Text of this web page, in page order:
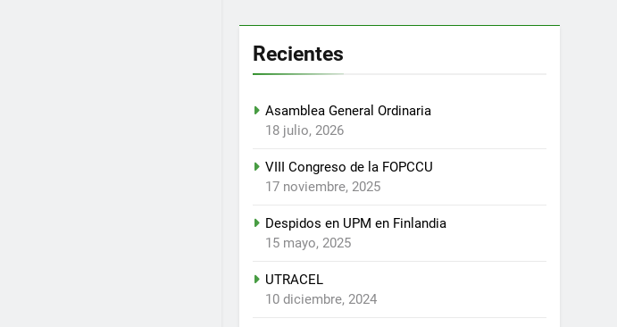
Recientes
Asamblea General Ordinaria
18 julio, 2026
VIII Congreso de la FOPCCU
17 noviembre, 2025
Despidos en UPM en Finlandia
15 mayo, 2025
UTRACEL
10 diciembre, 2024